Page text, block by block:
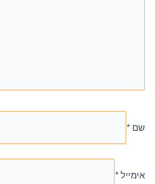
שם *
אימייל*